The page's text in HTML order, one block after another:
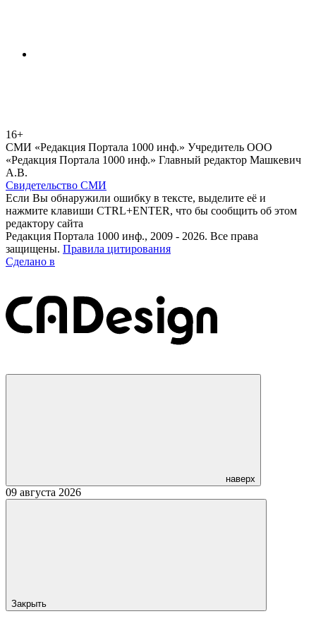
16+
СМИ «Редакция Портала 1000 инф.» Учредитель ООО
«Редакция Портала 1000 инф.» Главный редактор Машкевич
А.В.
Свидетельство СМИ
Если Вы обнаружили ошибку в тексте, выделите её и
нажмите клавиши CTRL+ENTER, что бы сообщить об этом
редактору сайта
Редакция Портала 1000 инф., 2009 - 2026. Все права
защищены. Правила цитирования
Сделано в
наверх
09 августа 2026
Закрыть